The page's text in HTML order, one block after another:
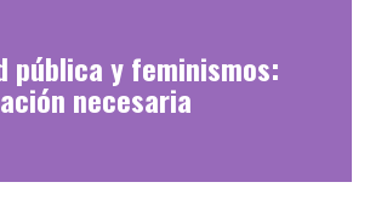
pública y feminismos:
necesaria